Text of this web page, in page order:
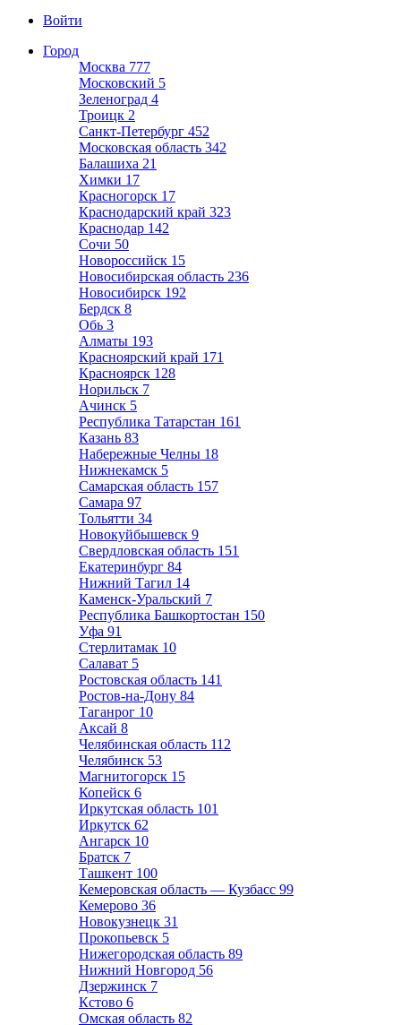
Войти
Город
Москва 777
Московский 5
Зеленоград 4
Троицк 2
Санкт-Петербург 452
Московская область 342
Балашиха 21
Химки 17
Красногорск 17
Краснодарский край 323
Краснодар 142
Сочи 50
Новороссийск 15
Новосибирская область 236
Новосибирск 192
Бердск 8
Обь 3
Алматы 193
Красноярский край 171
Красноярск 128
Норильск 7
Ачинск 5
Республика Татарстан 161
Казань 83
Набережные Челны 18
Нижнекамск 5
Самарская область 157
Самара 97
Тольятти 34
Новокуйбышевск 9
Свердловская область 151
Екатеринбург 84
Нижний Тагил 14
Каменск-Уральский 7
Республика Башкортостан 150
Уфа 91
Стерлитамак 10
Салават 5
Ростовская область 141
Ростов-на-Дону 84
Таганрог 10
Аксай 8
Челябинская область 112
Челябинск 53
Магнитогорск 15
Копейск 6
Иркутская область 101
Иркутск 62
Ангарск 10
Братск 7
Ташкент 100
Кемеровская область — Кузбасс 99
Кемерово 36
Новокузнецк 31
Прокопьевск 5
Нижегородская область 89
Нижний Новгород 56
Дзержинск 7
Кстово 6
Омская область 82